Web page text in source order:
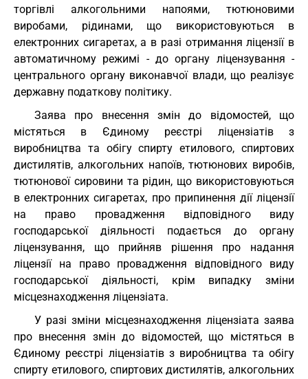
торгівлі алкогольними напоями, тютюновими
виробами, рідинами, що використовуються в
електронних сигаретах, а в разі отримання ліцензії в
автоматичному режимі - до органу ліцензування -
центрального органу виконавчої влади, що реалізує
державну податкову політику.
Заява про внесення змін до відомостей, що
містяться в Єдиному реєстрі ліцензіатів з
виробництва та обігу спирту етилового, спиртових
дистилятів, алкогольних напоїв, тютюнових виробів,
тютюнової сировини та рідин, що використовуються
в електронних сигаретах, про припинення дії ліцензії
на право провадження відповідного виду
господарської діяльності подається до органу
ліцензування, що прийняв рішення про надання
ліцензії на право провадження відповідного виду
господарської діяльності, крім випадку зміни
місцезнаходження ліцензіата.
У разі зміни місцезнаходження ліцензіата заява
про внесення змін до відомостей, що містяться в
Єдиному реєстрі ліцензіатів з виробництва та обігу
спирту етилового, спиртових дистилятів, алкогольних